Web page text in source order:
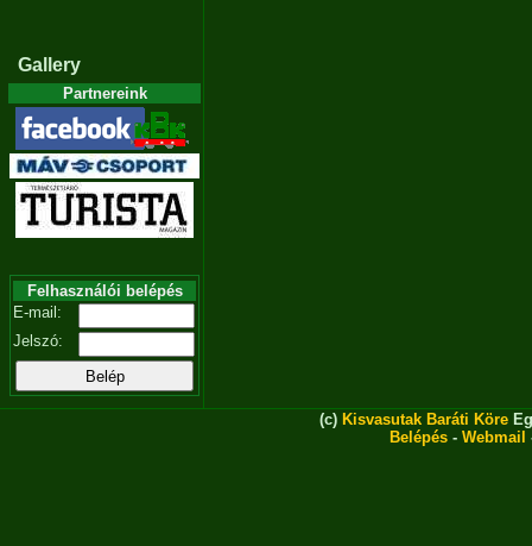
Gallery
Partnereink
Felhasználói belépés
E-mail:
Jelszó:
(c) Kisvasutak Baráti Köre
Belépés - Webmail